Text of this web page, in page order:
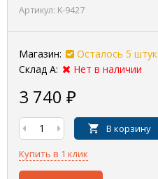
Артикул: K-9427
Магазин:
Осталось 5 штук
Склад А:
Нет в наличии
3 740 ₽
В корзину
Купить в 1 клик